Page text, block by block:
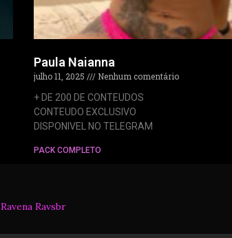
Paula Naianna
julho 11, 2025
Nenhum comentário
+ DE 200 DE CONTEUDOS
CONTEUDO EXCLUSIVO
DISPONIVEL NO TELEGRAM
PACK COMPLETO
Ravena Ravsbr